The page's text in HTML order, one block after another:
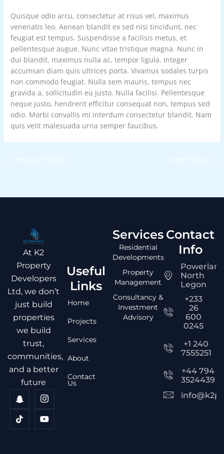
Quisque odio arcu, consectetur at risus vel, maximus
venenatis leo. Aenean blandit ex sed nisi tincidunt, nec
feugiat est tempus. Suspendisse a facilisis metus, et
pellentesque augue. Nunc vitae tristique magna. Nunc in
dui blandit, maximus nulla ac, tempor ligula. Integer
accumsan diam quis ultrices porta. Vivamus sodales turpis
non commodo feugiat. Nulla sem mauris, tempus nec
gravida a, sollicitudin eu justo. Nulla facilisi. Pellentesque
neque justo, hendrerit efficitur consequat non, tempus sed
odio. Morbi convallis mi interdum consectetur blandit. Nam
quis velit malesuada urna semper faucibus.
← Previous Project Next Project →
At K2
Property
Developers
Ltd, we don’t
just build
properties
we build
trust,
communities,
and a better
future
Useful
Links
Home
Projects
Services
About
Contact
Us
Services
Residential
Developments
Property
Management
Consultancy &
Investment
Advisory
Contact
Info
North
Legon
+233
26
600
0245
+1 240
7555251
+44 794
3524439